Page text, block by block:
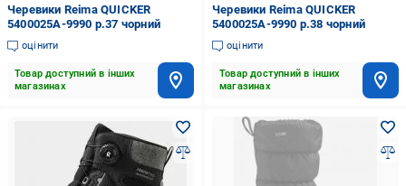
Черевики Reima QUICKER
5400025A-9990 р.37 чорний
оцінити
Товар доступний в інших
магазинах
Черевики Reima QUICKER
5400025A-9990 р.38 чорний
оцінити
Товар доступний в інших
магазинах